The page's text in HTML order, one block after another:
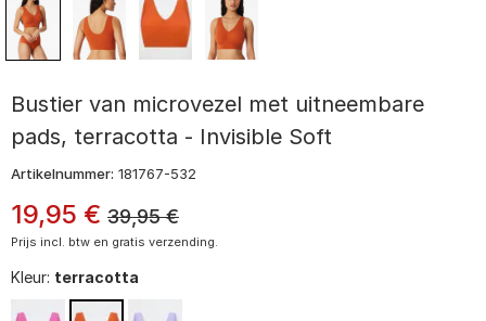
Bustier van microvezel met uitneembare
pads, terracotta - Invisible Soft
Artikelnummer: 181767-532
19,95 € 39,95 €
Prijs incl. btw en gratis verzending.
Kleur: terracotta